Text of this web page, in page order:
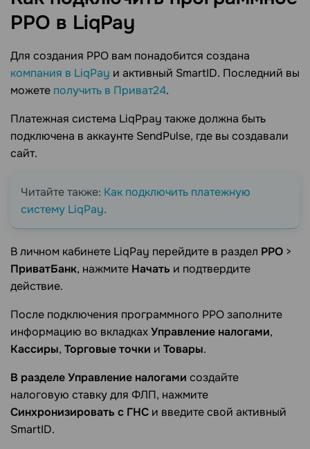
РРО в LiqPay
Для создания РРО вам понадобится создана
компания в LiqРay и активный SmartID. Последний вы
можете получить в Приват24.
Платежная система LiqРpay также должна быть
подключена в аккаунте SendPulse, где вы создавали
сайт.
Читайте также: Как подключить платежную
систему LiqPay.
В личном кабинете LiqРay перейдите в раздел РРО >
ПриватБанк, нажмите Начать и подтвердите
действие.
После подключения программного РРО заполните
информацию во вкладкахУправление налогами,
Кассиры, Торговые точки и Товары.
В разделеУправление налогами создайте
налоговую ставку для ФЛП, нажмите
Синхронизировать с ГНС и введите свой активный
SmartID.